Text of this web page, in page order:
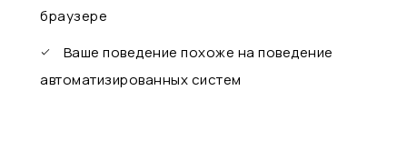
браузере
Ваше поведение похоже на поведение
автоматизированных систем